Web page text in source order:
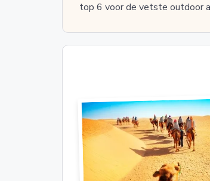
top 6 voor de vetste outdoor